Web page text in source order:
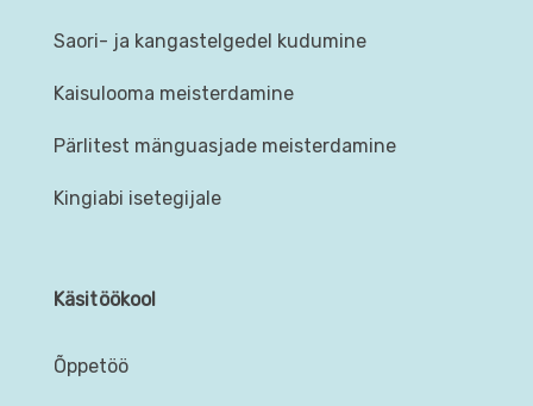
Saori- ja kangastelgedel kudumine
Kaisulooma meisterdamine
Pärlitest mänguasjade meisterdamine
Kingiabi isetegijale
Käsitöökool
Õppetöö